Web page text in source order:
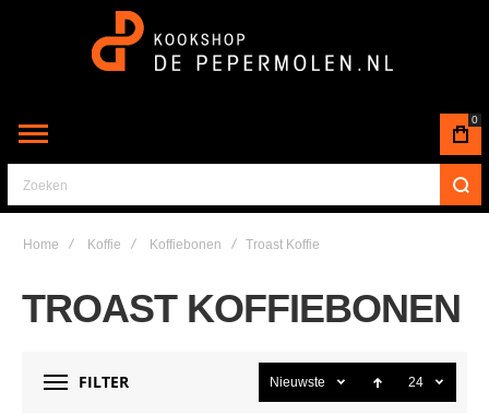
0
Zoeken
Home Koffie Koffiebonen Troast Koffie
TROAST KOFFIEBONEN
FILTER Nieuwste 24